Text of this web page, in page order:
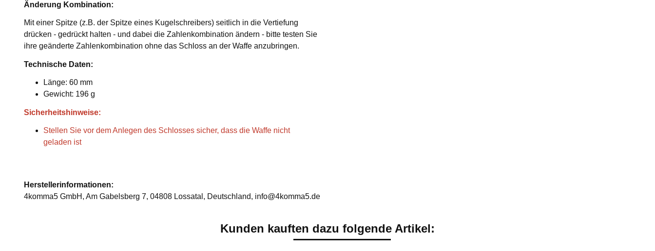
Änderung Kombination:
Mit einer Spitze (z.B. der Spitze eines Kugelschreibers) seitlich in die Vertiefung
drücken - gedrückt halten - und dabei die Zahlenkombination ändern - bitte testen Sie
ihre geänderte Zahlenkombination ohne das Schloss an der Waffe anzubringen.
Technische Daten:
Länge: 60 mm
Gewicht: 196 g
Sicherheitshinweise:
Stellen Sie vor dem Anlegen des Schlosses sicher, dass die Waffe nicht
geladen ist
Herstellerinformationen:
4komma5 GmbH, Am Gabelsberg 7, 04808 Lossatal, Deutschland, info@4komma5.de
Kunden kauften dazu folgende Artikel: